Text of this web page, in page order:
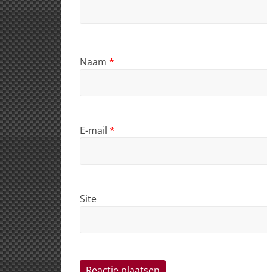
Naam *
E-mail *
Site